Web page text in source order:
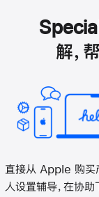
解，
直接从 Apple 购买
人设置辅导，在协